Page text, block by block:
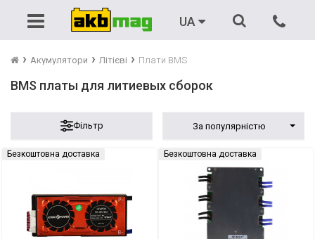
UA
Акумулятори Літієві Плати BMS
BMS платы для литиевых сборок
Фільтр За популярністю
Безкоштовна доставка Безкоштовна доставка
Акумулятори
Автомобільні
Мото
Для човнів
Літієві
Зарядні пристрої
Пускові пристрої (бустери)
Аксесуари
ДБЖ
Резервне живлення
Бензинові генератори
ДБЖ
Портативні генератори
Пускові провода
Зєднувачі (перемички)